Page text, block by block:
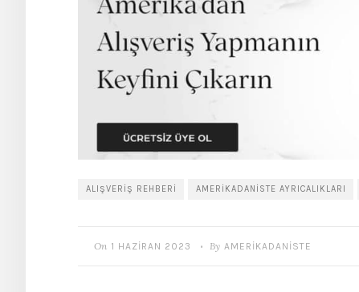
ALIŞVERIŞ REHBERI AMERIKADANISTE AYRICALIKLARI
On 1 HAZIRAN 2023 • By AMERIKADANISTE